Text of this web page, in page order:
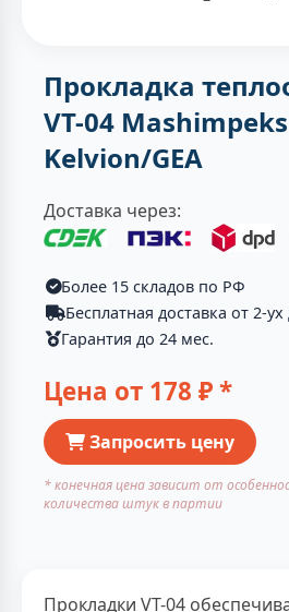
Прокладка
VT-04 Mashimpeks
Kelvion/GEA
Доставка через:
Более 15 складов по РФ
Бесплатная доставка от 2-ух
Гарантия до 24 мес.
Цена от 178 ₽ *
Запросить цену
* конечная цена зависит от
количества штук в партии
Прокладки VT-04